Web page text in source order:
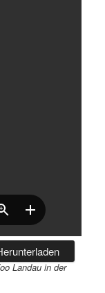
Landau in der